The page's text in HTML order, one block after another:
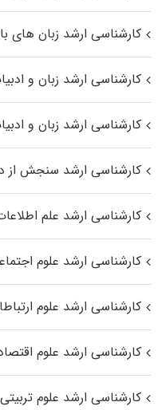
کارشناسی ارشد زبان‌ های
کارشناسی ارشد زبان و
کارشناسی ارشد زبان و
کارشناسی ارشد سنجش از
کارشناسی ارشد علم
کارشناسی ارشد علوم
کارشناسی ارشد علوم
کارشناسی ارشد علوم
کارشناسی ارشد علوم تربیتی